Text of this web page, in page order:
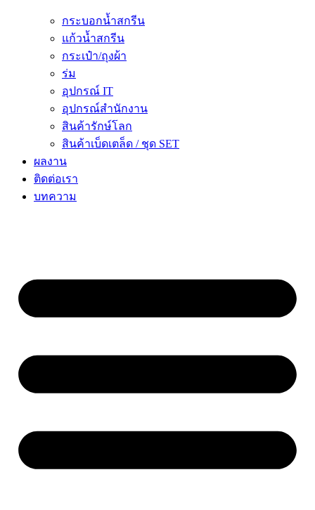
กระบอกน้ำสกรีน
แก้วน้ำสกรีน
กระเป๋า/ถุงผ้า
ร่ม
อุปกรณ์ IT
อุปกรณ์สำนักงาน
สินค้ารักษ์โลก
สินค้าเบ็ดเตล็ด / ชุด SET
ผลงาน
ติดต่อเรา
บทความ